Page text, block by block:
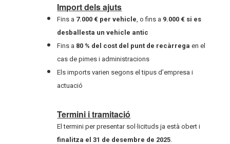
Import dels ajuts
Fins a 7.000 € per vehicle , o fins a 9.000 € si es
desballesta un vehicle antic
Fins a 80 % del cost del punt de recàrrega en el
cas de pimes i administracions
Els imports varien segons el tipus d’empresa i
actuació
Termini i tramitació
El termini per presentar sol·licitudsja està obert i
finalitza el 31 de desembre de 2025